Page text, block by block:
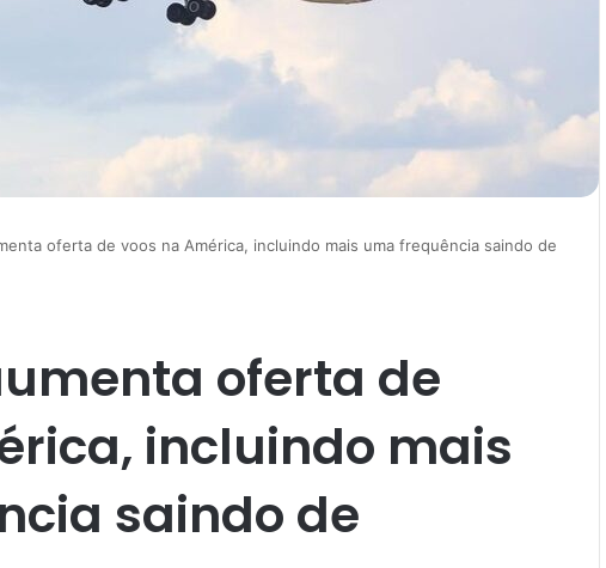
oferta de voos na América, incluindo mais uma frequência saindo de
oferta de
incluindo mais
saindo de